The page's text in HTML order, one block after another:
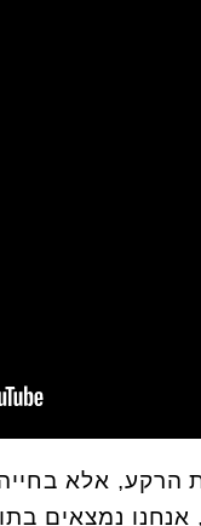
הרקע, אלא
נמצאים